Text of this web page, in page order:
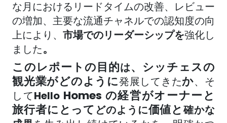
な月におけるリードタイムの改善、レビュー
の増加、主要な流通チャネルでの認知度の向
上により、 市場でのリーダーシップを強化し
ました。
このレポートの目的は、シッチェスの
観光業がどのように発展してきたか、そ
してHello Homes の経営がオーナーと
旅行者にとって どのように価値と確かな